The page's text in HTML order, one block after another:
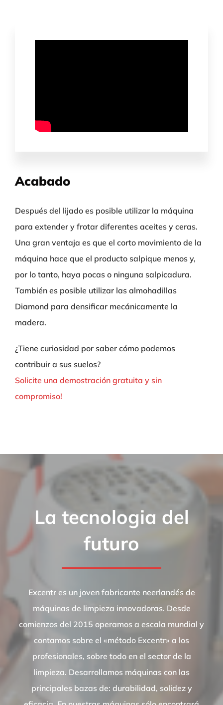
Acabado
Después del lijado es posible utilizar la máquina
para extender y frotar diferentes aceites y ceras.
Una gran ventaja es que el corto movimiento de la
máquina hace que el producto salpique menos y,
por lo tanto, haya pocas o ninguna salpicadura.
También es posible utilizar las almohadillas
Diamond para densificar mecánicamente la
madera.
¿Tiene curiosidad por saber cómo podemos
contribuir a sus suelos?
Solicite una demostración gratuita y sin
compromiso!
La tecnologia del
futuro
Excentr es un joven fabricante neerlandés de
máquinas de limpieza innovadoras. Desde
comienzos del 2015 operamos a escala mundial y
contamos sobre el «método Excentr» a los
profesionales, sobre todo en el sector de la
limpieza. Desarrollamos máquinas con las
principales bazas de: durabilidad, solidez y